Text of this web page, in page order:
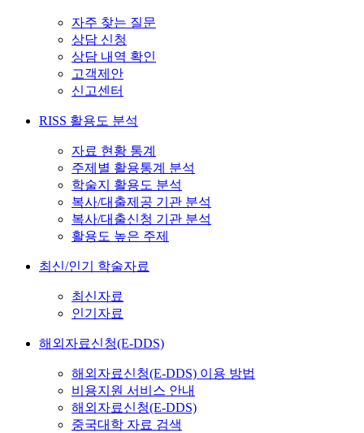
자주 찾는 질문
상담 신청
상담 내역 확인
고객제안
신고센터
RISS 활용도 분석
자료 현황 통계
주제별 활용통계 분석
학술지 활용도 분석
복사/대출제공 기관 분석
복사/대출신청 기관 분석
활용도 높은 주제
최신/인기 학술자료
최신자료
인기자료
해외자료신청(E-DDS)
해외자료신청(E-DDS) 이용 방법
비용지원 서비스 안내
해외자료신청(E-DDS)
중국대학 자료 검색